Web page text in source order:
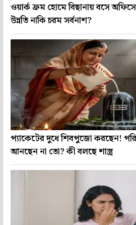
ওয়ার্ক ফ্রম হোমে বিছানায় বসে
উন্নতি নাকি চরম সর্বনাশ?
প্যাকেটের দুধে শিবপুজো করছেন!
আনছেন না তো? কী বলছে শাস্ত্র